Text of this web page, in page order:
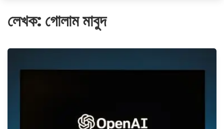
লেখক: গোলাম মাবুদ